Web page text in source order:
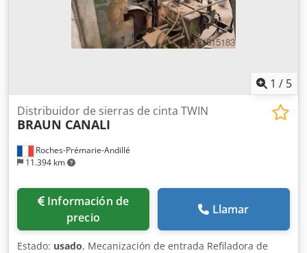
analgésicos, vasopresores), donde la precisión es esencial.
Nombre del anuncio: B.BRAUN Unita S 871042-2 Perfusor/
Bomba de jeringa Chjdsxzibwspfx Ag Eea
1 / 5
Roches-Prémarie-Andillé
11.394 km
Distribuidor de sierras de cinta TWIN
BRAUN CANALI
Información de
precio
Llamar
Estado: usado, Mecanización de entrada Refiladora de